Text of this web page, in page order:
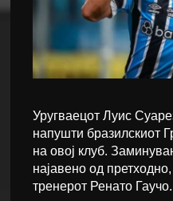
Уругваецот Луис
напушти бразилскиот
на овој клуб.
најавено од
тренерот Ренато Гаучо.